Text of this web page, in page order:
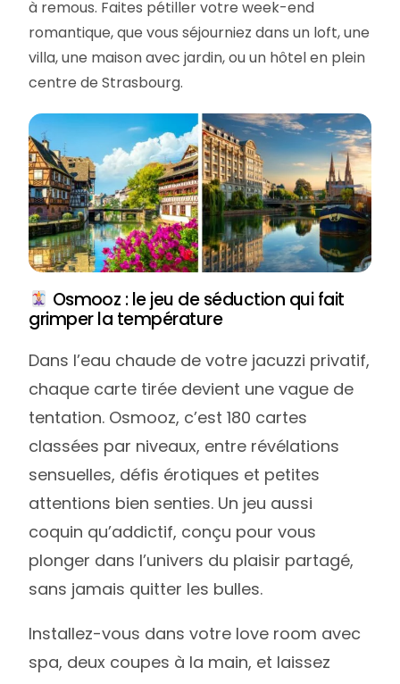
à remous. Faites pétiller votre week-end
romantique, que vous séjourniez dans un loft, une
villa, une maison avec jardin, ou un hôtel en plein
centre de Strasbourg.
Osmooz : le jeu de séduction qui fait
grimper la température
Dans l’eau chaude de votre jacuzzi privatif,
chaque carte tirée devient une vague de
tentation. Osmooz, c’est 180 cartes
classées par niveaux, entre révélations
sensuelles, défis érotiques et petites
attentions bien senties. Un jeu aussi
coquin qu’addictif, conçu pour vous
plonger dans l’univers du plaisir partagé,
sans jamais quitter les bulles.
Installez-vous dans votre love room avec
spa, deux coupes à la main, et laissez